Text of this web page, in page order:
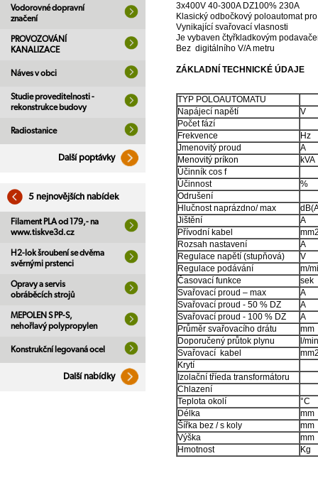
Vodorovné dopravní
značení
PROVOZOVÁNÍ
KANALIZACE
Náves v obci
Studie proveditelnosti -
rekonstrukce budovy
Radiostanice
Další poptávky
5 nejnovějších nabídek
Filament PLA od 179,- na
www.tiskve3d.cz
H2-lok šroubení se dvěma
svěrnými prstenci
Opravy a servis
obráběcích strojů
MEPOLEN S PP-S,
nehořlavý polypropylen
Konstrukční legovaná ocel
Další nabídky
3x400V 40-300A DZ100% 230A
Klasický odbočkový poloautomat
Vynikající svařovací vlasnosti
Je vybaven čtyřkladkovým
Bez digitálního V/A metru
ZÁKLADNÍ TECHNICKÉ ÚDAJE
TYP POLOAUTOMATU
Napájecí napětí
V
Počet fází
Frekvence
Hz
Jmenovitý proud
A
Menovitý príkon
kVA
Účinník cos f
Účinnost
%
Odrušení
Hlučnost naprázdno/ max
Jištění
A
Přívodní kabel
Rozsah nastavení
A
Regulace napětí (stupňová)
V
Regulace podávání
m/
Časovací funkce
sek
Svařovací proud – max
A
Svařovací proud - 50 % DZ
A
Svařovací proud - 100 % DZ
A
Průměr svařovacího drátu
mm
Doporučený průtok plynu
l/min
Svařovací kabel
Krytí
Izolační tříeda transformátoru
Chlazení
Teplota okolí
°C
Délka
mm
Šířka bez / s koly
mm
Výška
mm
Hmotnost
Kg